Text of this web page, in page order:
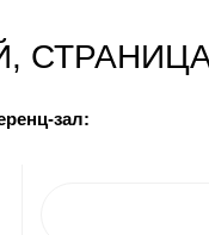
СТРАНИЦА
зал: